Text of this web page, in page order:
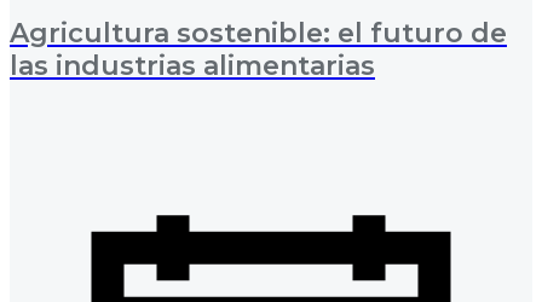
Agricultura sostenible: el futuro de
las industrias alimentarias